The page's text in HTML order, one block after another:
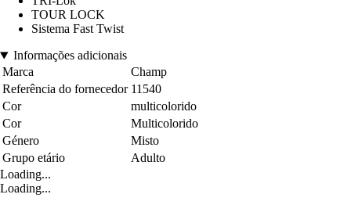
TOUR LOCK
Sistema Fast Twist
Informações adicionais
Marca
Champ
Referência do fornecedor 11540
Cor
multicolorido
Cor
Multicolorido
Género
Misto
Grupo etário
Adulto
Loading...
Loading...